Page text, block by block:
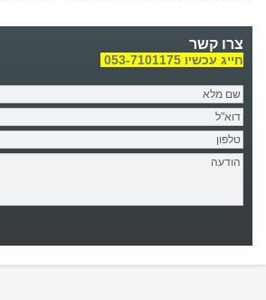
צרו קשר
חייג עכשיו 053-7101175